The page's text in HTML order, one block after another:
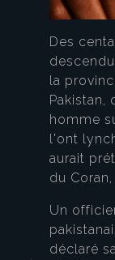
Des
la
Pakistan,
homme
l'ont
aurait
du
Un
déclaré